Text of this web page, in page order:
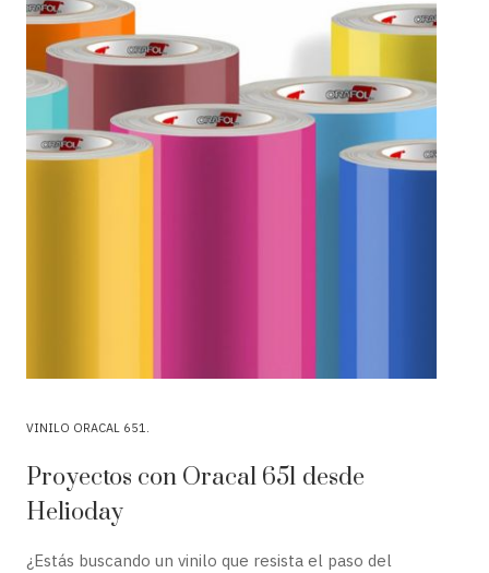
VINILO ORACAL 651
Proyectos con Oracal 651 desde
Helioday
¿Estás buscando un vinilo que resista el paso del